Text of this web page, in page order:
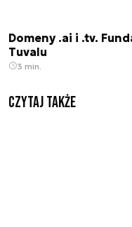
Domeny .ai i .tv.
Tuvalu
3 min.
Czytaj także